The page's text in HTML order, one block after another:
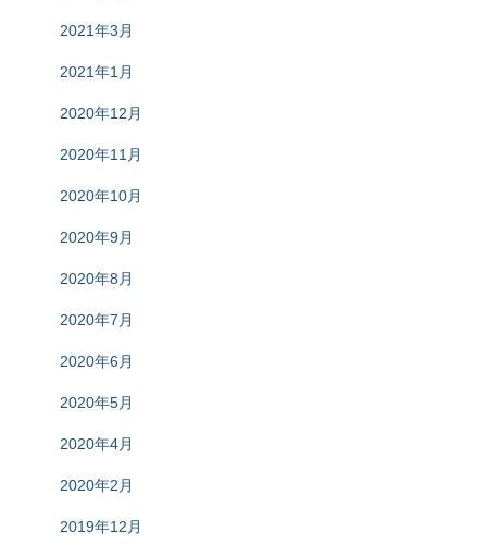
2021年3月
2021年1月
2020年12月
2020年11月
2020年10月
2020年9月
2020年8月
2020年7月
2020年6月
2020年5月
2020年4月
2020年2月
2019年12月